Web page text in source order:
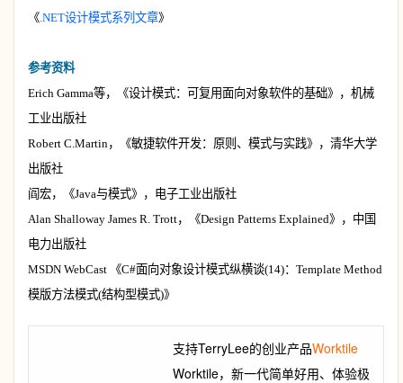
《.NET设计模式系列文章》
参考资料
Erich Gamma等，《设计模式：可复用面向对象软件的基础》，机械
工业出版社
Robert C.Martin，《敏捷软件开发：原则、模式与实践》，清华大学
出版社
阎宏，《Java与模式》，电子工业出版社
Alan Shalloway James R. Trott，《Design Patterns Explained》，中国
电力出版社
MSDN WebCast
《C#面向对象设计模式纵横谈(14)： Template Method
模版方法模式(结构型模式)》
支持TerryLee的创业产品Worktile
Worktile，新一代简单好用、体验极